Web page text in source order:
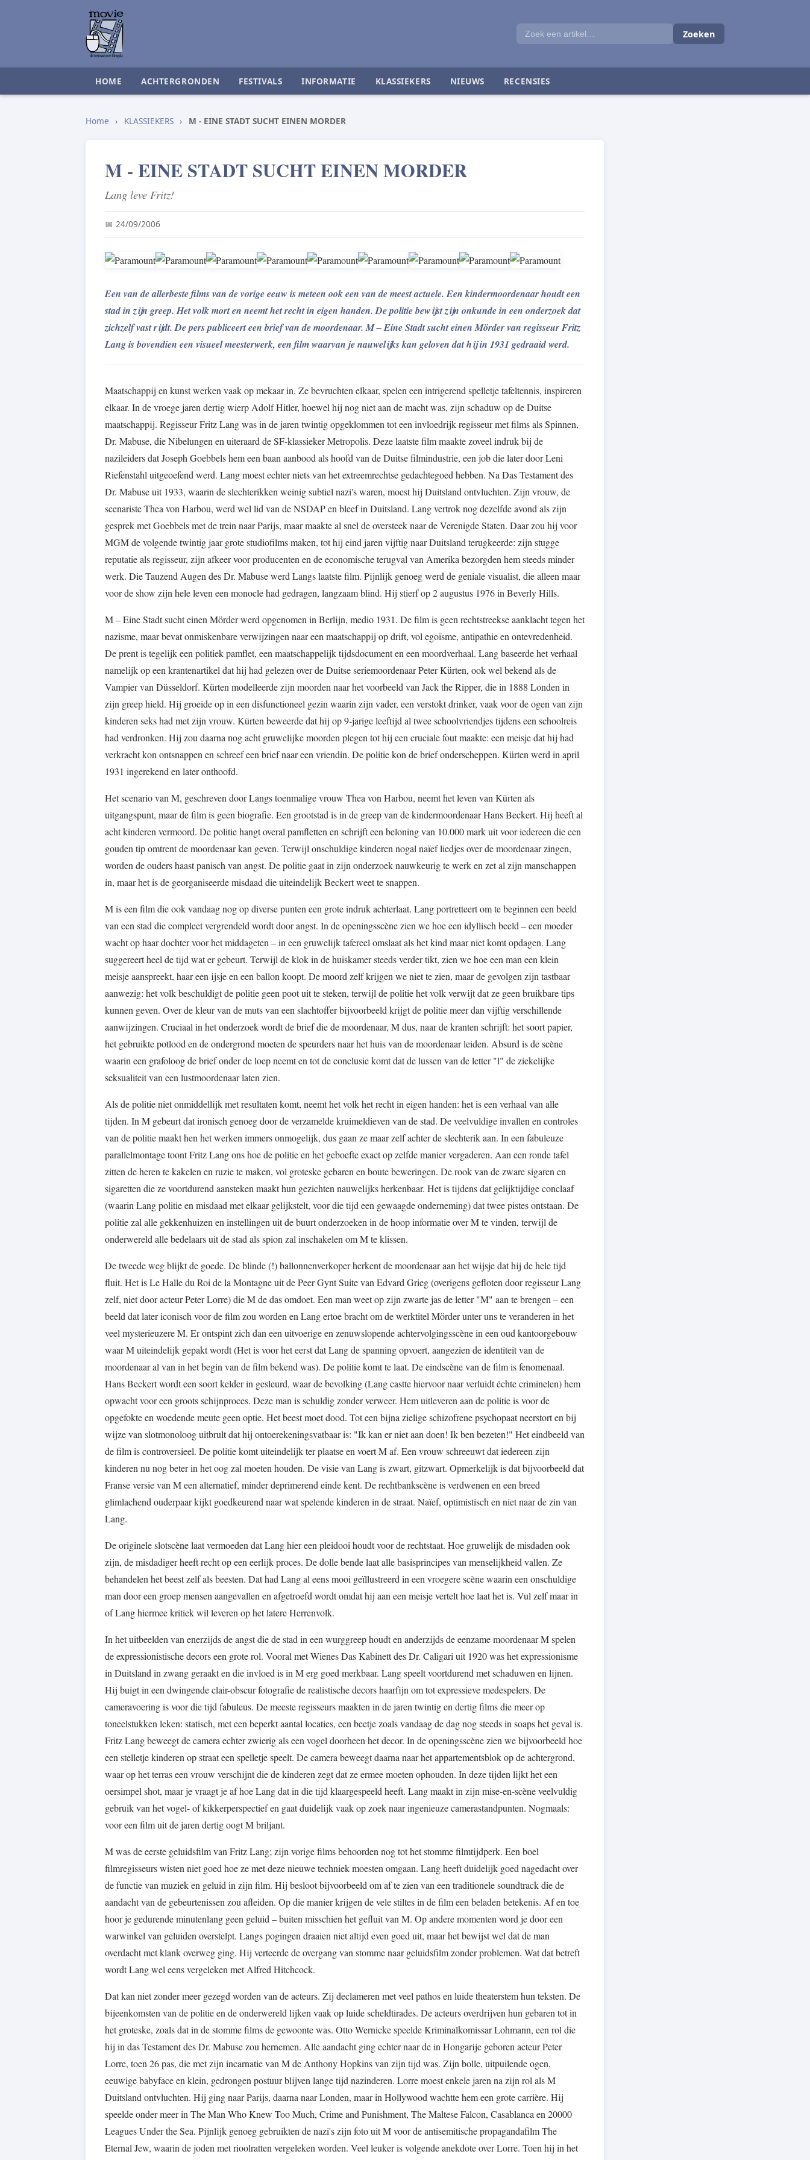
Zoeken
HOME ACHTERGRONDEN FESTIVALS INFORMATIE KLASSIEKERS NIEUWS RECENSIES
Home › KLASSIEKERS › M - EINE STADT SUCHT EINEN MORDER
M - EINE STADT SUCHT EINEN MORDER
Lang leve Fritz!
📅 24/09/2006
Een van de allerbeste films van de vorige eeuw is meteen ook een van de meest actuele. Een kindermoordenaar houdt een
stad in zijn greep. Het volk mort en neemt het recht in eigen handen. De politie bewijst zijn onkunde in een onderzoek dat
zichzelf vast rijdt. De pers publiceert een brief van de moordenaar. M – Eine Stadt sucht einen Mörder van regisseur Fritz
Lang is bovendien een visueel meesterwerk, een film waarvan je nauwelijks kan geloven dat hij in 1931 gedraaid werd.
Maatschappij en kunst werken vaak op mekaar in. Ze bevruchten elkaar, spelen een intrigerend spelletje tafeltennis, inspireren
elkaar. In de vroege jaren dertig wierp Adolf Hitler, hoewel hij nog niet aan de macht was, zijn schaduw op de Duitse
maatschappij. Regisseur Fritz Lang was in de jaren twintig opgeklommen tot een invloedrijk regisseur met films als Spinnen,
Dr. Mabuse, die Nibelungen en uiteraard de SF-klassieker Metropolis. Deze laatste film maakte zoveel indruk bij de
nazileiders dat Joseph Goebbels hem een baan aanbood als hoofd van de Duitse filmindustrie, een job die later door Leni
Riefenstahl uitgeoefend werd. Lang moest echter niets van het extreemrechtse gedachtegoed hebben. Na Das Testament des
Dr. Mabuse uit 1933, waarin de slechterikken weinig subtiel nazi's waren, moest hij Duitsland ontvluchten. Zijn vrouw, de
scenariste Thea von Harbou, werd wel lid van de NSDAP en bleef in Duitsland. Lang vertrok nog dezelfde avond als zijn
gesprek met Goebbels met de trein naar Parijs, maar maakte al snel de oversteek naar de Verenigde Staten. Daar zou hij voor
MGM de volgende twintig jaar grote studiofilms maken, tot hij eind jaren vijftig naar Duitsland terugkeerde: zijn stugge
reputatie als regisseur, zijn afkeer voor producenten en de economische terugval van Amerika bezorgden hem steeds minder
werk. Die Tauzend Augen des Dr. Mabuse werd Langs laatste film. Pijnlijk genoeg werd de geniale visualist, die alleen maar
voor de show zijn hele leven een monocle had gedragen, langzaam blind. Hij stierf op 2 augustus 1976 in Beverly Hills.
M – Eine Stadt sucht einen Mörder werd opgenomen in Berlijn, medio 1931. De film is geen rechtstreekse aanklacht tegen het
nazisme, maar bevat onmiskenbare verwijzingen naar een maatschappij op drift, vol egoïsme, antipathie en ontevredenheid.
De prent is tegelijk een politiek pamflet, een maatschappelijk tijdsdocument en een moordverhaal. Lang baseerde het verhaal
namelijk op een krantenartikel dat hij had gelezen over de Duitse seriemoordenaar Peter Kürten, ook wel bekend als de
Vampier van Düsseldorf. Kürten modelleerde zijn moorden naar het voorbeeld van Jack the Ripper, die in 1888 Londen in
zijn greep hield. Hij groeide op in een disfunctioneel gezin waarin zijn vader, een verstokt drinker, vaak voor de ogen van zijn
kinderen seks had met zijn vrouw. Kürten beweerde dat hij op 9-jarige leeftijd al twee schoolvriendjes tijdens een schoolreis
had verdronken. Hij zou daarna nog acht gruwelijke moorden plegen tot hij een cruciale fout maakte: een meisje dat hij had
verkracht kon ontsnappen en schreef een brief naar een vriendin. De politie kon de brief onderscheppen. Kürten werd in april
1931 ingerekend en later onthoofd.
Het scenario van M, geschreven door Langs toenmalige vrouw Thea von Harbou, neemt het leven van Kürten als
uitgangspunt, maar de film is geen biografie. Een grootstad is in de greep van de kindermoordenaar Hans Beckert. Hij heeft al
acht kinderen vermoord. De politie hangt overal pamfletten en schrijft een beloning van 10.000 mark uit voor iedereen die een
gouden tip omtrent de moordenaar kan geven. Terwijl onschuldige kinderen nogal naïef liedjes over de moordenaar zingen,
worden de ouders haast panisch van angst. De politie gaat in zijn onderzoek nauwkeurig te werk en zet al zijn manschappen
in, maar het is de georganiseerde misdaad die uiteindelijk Beckert weet te snappen.
M is een film die ook vandaag nog op diverse punten een grote indruk achterlaat. Lang portretteert om te beginnen een beeld
van een stad die compleet vergrendeld wordt door angst. In de openingsscène zien we hoe een idyllisch beeld – een moeder
wacht op haar dochter voor het middageten – in een gruwelijk tafereel omslaat als het kind maar niet komt opdagen. Lang
suggereert heel de tijd wat er gebeurt. Terwijl de klok in de huiskamer steeds verder tikt, zien we hoe een man een klein
meisje aanspreekt, haar een ijsje en een ballon koopt. De moord zelf krijgen we niet te zien, maar de gevolgen zijn tastbaar
aanwezig: het volk beschuldigt de politie geen poot uit te steken, terwijl de politie het volk verwijt dat ze geen bruikbare tips
kunnen geven. Over de kleur van de muts van een slachtoffer bijvoorbeeld krijgt de politie meer dan vijftig verschillende
aanwijzingen. Cruciaal in het onderzoek wordt de brief die de moordenaar, M dus, naar de kranten schrijft: het soort papier,
het gebruikte potlood en de ondergrond moeten de speurders naar het huis van de moordenaar leiden. Absurd is de scène
waarin een grafoloog de brief onder de loep neemt en tot de conclusie komt dat de lussen van de letter "l" de ziekelijke
seksualiteit van een lustmoordenaar laten zien.
Als de politie niet onmiddellijk met resultaten komt, neemt het volk het recht in eigen handen: het is een verhaal van alle
tijden. In M gebeurt dat ironisch genoeg door de verzamelde kruimeldieven van de stad. De veelvuldige invallen en controles
van de politie maakt hen het werken immers onmogelijk, dus gaan ze maar zelf achter de slechterik aan. In een fabuleuze
parallelmontage toont Fritz Lang ons hoe de politie en het geboefte exact op zelfde manier vergaderen. Aan een ronde tafel
zitten de heren te kakelen en ruzie te maken, vol groteske gebaren en boute beweringen. De rook van de zware sigaren en
sigaretten die ze voortdurend aansteken maakt hun gezichten nauwelijks herkenbaar. Het is tijdens dat gelijktijdige conclaaf
(waarin Lang politie en misdaad met elkaar gelijkstelt, voor die tijd een gewaagde onderneming) dat twee pistes ontstaan. De
politie zal alle gekkenhuizen en instellingen uit de buurt onderzoeken in de hoop informatie over M te vinden, terwijl de
onderwereld alle bedelaars uit de stad als spion zal inschakelen om M te klissen.
De tweede weg blijkt de goede. De blinde (!) ballonnenverkoper herkent de moordenaar aan het wijsje dat hij de hele tijd
fluit. Het is Le Halle du Roi de la Montagne uit de Peer Gynt Suite van Edvard Grieg (overigens gefloten door regisseur Lang
zelf, niet door acteur Peter Lorre) die M de das omdoet. Een man weet op zijn zwarte jas de letter "M" aan te brengen – een
beeld dat later iconisch voor de film zou worden en Lang ertoe bracht om de werktitel Mörder unter uns te veranderen in het
veel mysterieuzere M. Er ontspint zich dan een uitvoerige en zenuwslopende achtervolgingsscène in een oud kantoorgebouw
waar M uiteindelijk gepakt wordt (Het is voor het eerst dat Lang de spanning opvoert, aangezien de identiteit van de
moordenaar al van in het begin van de film bekend was). De politie komt te laat. De eindscène van de film is fenomenaal.
Hans Beckert wordt een soort kelder in gesleurd, waar de bevolking (Lang castte hiervoor naar verluidt échte criminelen) hem
opwacht voor een groots schijnproces. Deze man is schuldig zonder verweer. Hem uitleveren aan de politie is voor de
opgefokte en woedende meute geen optie. Het beest moet dood. Tot een bijna zielige schizofrene psychopaat neerstort en bij
wijze van slotmonoloog uitbrult dat hij ontoerekeningsvatbaar is: "Ik kan er niet aan doen! Ik ben bezeten!" Het eindbeeld van
de film is controversieel. De politie komt uiteindelijk ter plaatse en voert M af. Een vrouw schreeuwt dat iedereen zijn
kinderen nu nog beter in het oog zal moeten houden. De visie van Lang is zwart, gitzwart. Opmerkelijk is dat bijvoorbeeld dat
Franse versie van M een alternatief, minder deprimerend einde kent. De rechtbankscène is verdwenen en een breed
glimlachend ouderpaar kijkt goedkeurend naar wat spelende kinderen in de straat. Naïef, optimistisch en niet naar de zin van
Lang.
De originele slotscène laat vermoeden dat Lang hier een pleidooi houdt voor de rechtstaat. Hoe gruwelijk de misdaden ook
zijn, de misdadiger heeft recht op een eerlijk proces. De dolle bende laat alle basisprincipes van menselijkheid vallen. Ze
behandelen het beest zelf als beesten. Dat had Lang al eens mooi geïllustreerd in een vroegere scène waarin een onschuldige
man door een groep mensen aangevallen en afgetroefd wordt omdat hij aan een meisje vertelt hoe laat het is. Vul zelf maar in
of Lang hiermee kritiek wil leveren op het latere Herrenvolk.
In het uitbeelden van enerzijds de angst die de stad in een wurggreep houdt en anderzijds de eenzame moordenaar M spelen
de expressionistische decors een grote rol. Vooral met Wienes Das Kabinett des Dr. Caligari uit 1920 was het expressionisme
in Duitsland in zwang geraakt en die invloed is in M erg goed merkbaar. Lang speelt voortdurend met schaduwen en lijnen.
Hij buigt in een dwingende clair-obscur fotografie de realistische decors haarfijn om tot expressieve medespelers. De
cameravoering is voor die tijd fabuleus. De meeste regisseurs maakten in de jaren twintig en dertig films die meer op
toneelstukken leken: statisch, met een beperkt aantal locaties, een beetje zoals vandaag de dag nog steeds in soaps het geval is.
Fritz Lang beweegt de camera echter zwierig als een vogel doorheen het decor. In de openingsscène zien we bijvoorbeeld hoe
een stelletje kinderen op straat een spelletje speelt. De camera beweegt daarna naar het appartementsblok op de achtergrond,
waar op het terras een vrouw verschijnt die de kinderen zegt dat ze ermee moeten ophouden. In deze tijden lijkt het een
oersimpel shot, maar je vraagt je af hoe Lang dat in die tijd klaargespeeld heeft. Lang maakt in zijn mise-en-scène veelvuldig
gebruik van het vogel- of kikkerperspectief en gaat duidelijk vaak op zoek naar ingenieuze camerastandpunten. Nogmaals:
voor een film uit de jaren dertig oogt M briljant.
M was de eerste geluidsfilm van Fritz Lang; zijn vorige films behoorden nog tot het stomme filmtijdperk. Een boel
filmregisseurs wisten niet goed hoe ze met deze nieuwe techniek moesten omgaan. Lang heeft duidelijk goed nagedacht over
de functie van muziek en geluid in zijn film. Hij besloot bijvoorbeeld om af te zien van een traditionele soundtrack die de
aandacht van de gebeurtenissen zou afleiden. Op die manier krijgen de vele stiltes in de film een beladen betekenis. Af en toe
hoor je gedurende minutenlang geen geluid – buiten misschien het gefluit van M. Op andere momenten word je door een
warwinkel van geluiden overstelpt. Langs pogingen draaien niet altijd even goed uit, maar het bewijst wel dat de man
overdacht met klank overweg ging. Hij verteerde de overgang van stomme naar geluidsfilm zonder problemen. Wat dat betreft
wordt Lang wel eens vergeleken met Alfred Hitchcock.
Dat kan niet zonder meer gezegd worden van de acteurs. Zij declameren met veel pathos en luide theaterstem hun teksten. De
bijeenkomsten van de politie en de onderwereld lijken vaak op luide scheldtirades. De acteurs overdrijven hun gebaren tot in
het groteske, zoals dat in de stomme films de gewoonte was. Otto Wernicke speelde Kriminalkomissar Lohmann, een rol die
hij in das Testament des Dr. Mabuse zou hernemen. Alle aandacht ging echter naar de in Hongarije geboren acteur Peter
Lorre, toen 26 pas, die met zijn incarnatie van M de Anthony Hopkins van zijn tijd was. Zijn bolle, uitpuilende ogen,
eeuwige babyface en klein, gedrongen postuur blijven lange tijd nazinderen. Lorre moest enkele jaren na zijn rol als M
Duitsland ontvluchten. Hij ging naar Parijs, daarna naar Londen, maar in Hollywood wachtte hem een grote carrière. Hij
speelde onder meer in The Man Who Knew Too Much, Crime and Punishment, The Maltese Falcon, Casablanca en 20000
Leagues Under the Sea. Pijnlijk genoeg gebruikten de nazi's zijn foto uit M voor de antisemitische propagandafilm The
Eternal Jew, waarin de joden met rioolratten vergeleken worden. Veel leuker is volgende anekdote over Lorre. Toen hij in het